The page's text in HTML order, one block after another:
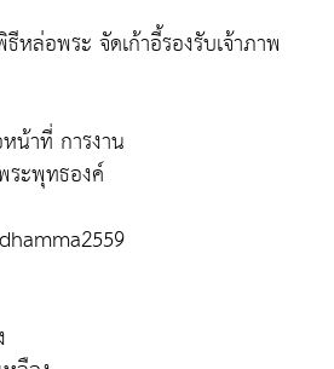
ล่อพระ จัดเก้าอี้รองรับเจ้าภาพ
น้าที่ การงาน
ระพุทธองค์